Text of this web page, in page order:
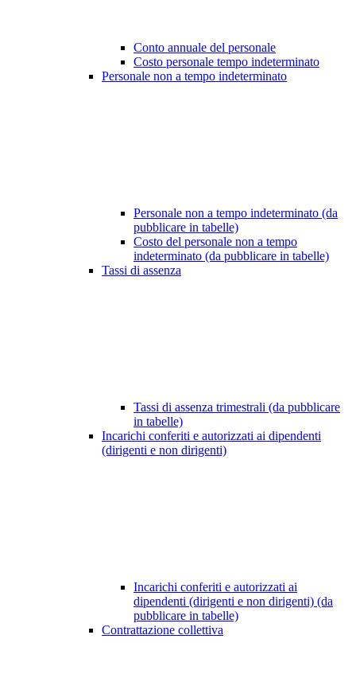
Conto annuale del personale
Costo personale tempo indeterminato
Personale non a tempo indeterminato
Personale non a tempo indeterminato (da
pubblicare in tabelle)
Costo del personale non a tempo
indeterminato (da pubblicare in tabelle)
Tassi di assenza
Tassi di assenza trimestrali (da pubblicare
in tabelle)
Incarichi conferiti e autorizzati ai dipendenti
(dirigenti e non dirigenti)
Incarichi conferiti e autorizzati ai
dipendenti (dirigenti e non dirigenti) (da
pubblicare in tabelle)
Contrattazione collettiva